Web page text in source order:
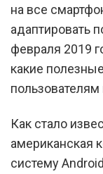
на все
адаптировать
февраля 2019
какие
Как стало
американская
систему